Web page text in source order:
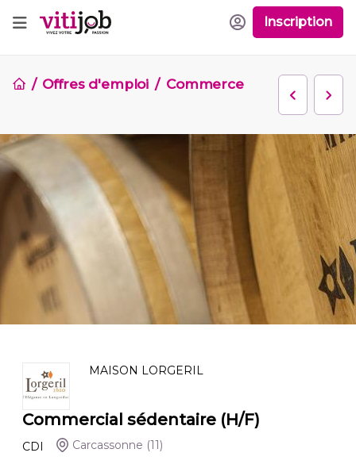
Inscription
Offres d'emploi Commerce
MAISON LORGERIL
Commercial sédentaire (H/F)
CDI Carcassonne (11)